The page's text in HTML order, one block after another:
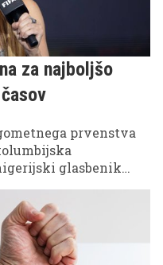
za najboljšo
prvenstva
glasbenik
World Cup pesmi